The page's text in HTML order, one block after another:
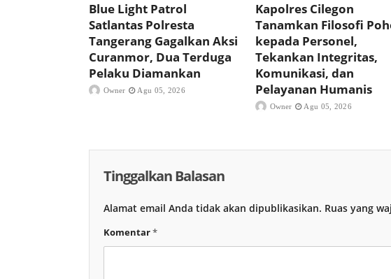
Blue Light Patrol
Satlantas Polresta
Tangerang Gagalkan Aksi
Curanmor, Dua Terduga
Pelaku Diamankan
Owner Agu 05, 2026
Kapolres Cilegon
Tanamkan Filosofi
kepada Personel,
Tekankan Integritas,
Komunikasi, dan
Pelayanan Humanis
Owner Agu 05, 2026
Tinggalkan Balasan
Alamat email Anda tidak akan dipublikasikan. Ruas yang
Komentar*